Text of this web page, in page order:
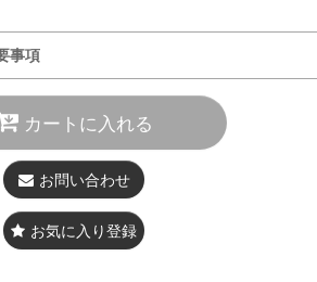
事項
カートに入れる
お問い合わせ
お気に入り登録